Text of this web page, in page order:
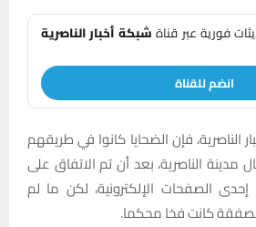
فورية عبر قناةشبكة أخبار الناصرية
انضم للقناة
الناصرية، فإن الضحايا كانوا في طريقهم
الناصرية، بعد أن تم الاتفاق على
الصفحات الإلكترونية، لكن ما لم
كانت فخا محكما.